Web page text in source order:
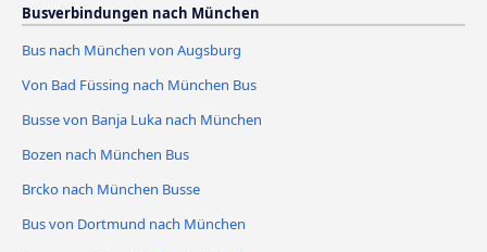
Busverbindungen nach München
Bus nach München von Augsburg
Von Bad Füssing nach München Bus
Busse von Banja Luka nach München
Bozen nach München Bus
Brcko nach München Busse
Bus von Dortmund nach München